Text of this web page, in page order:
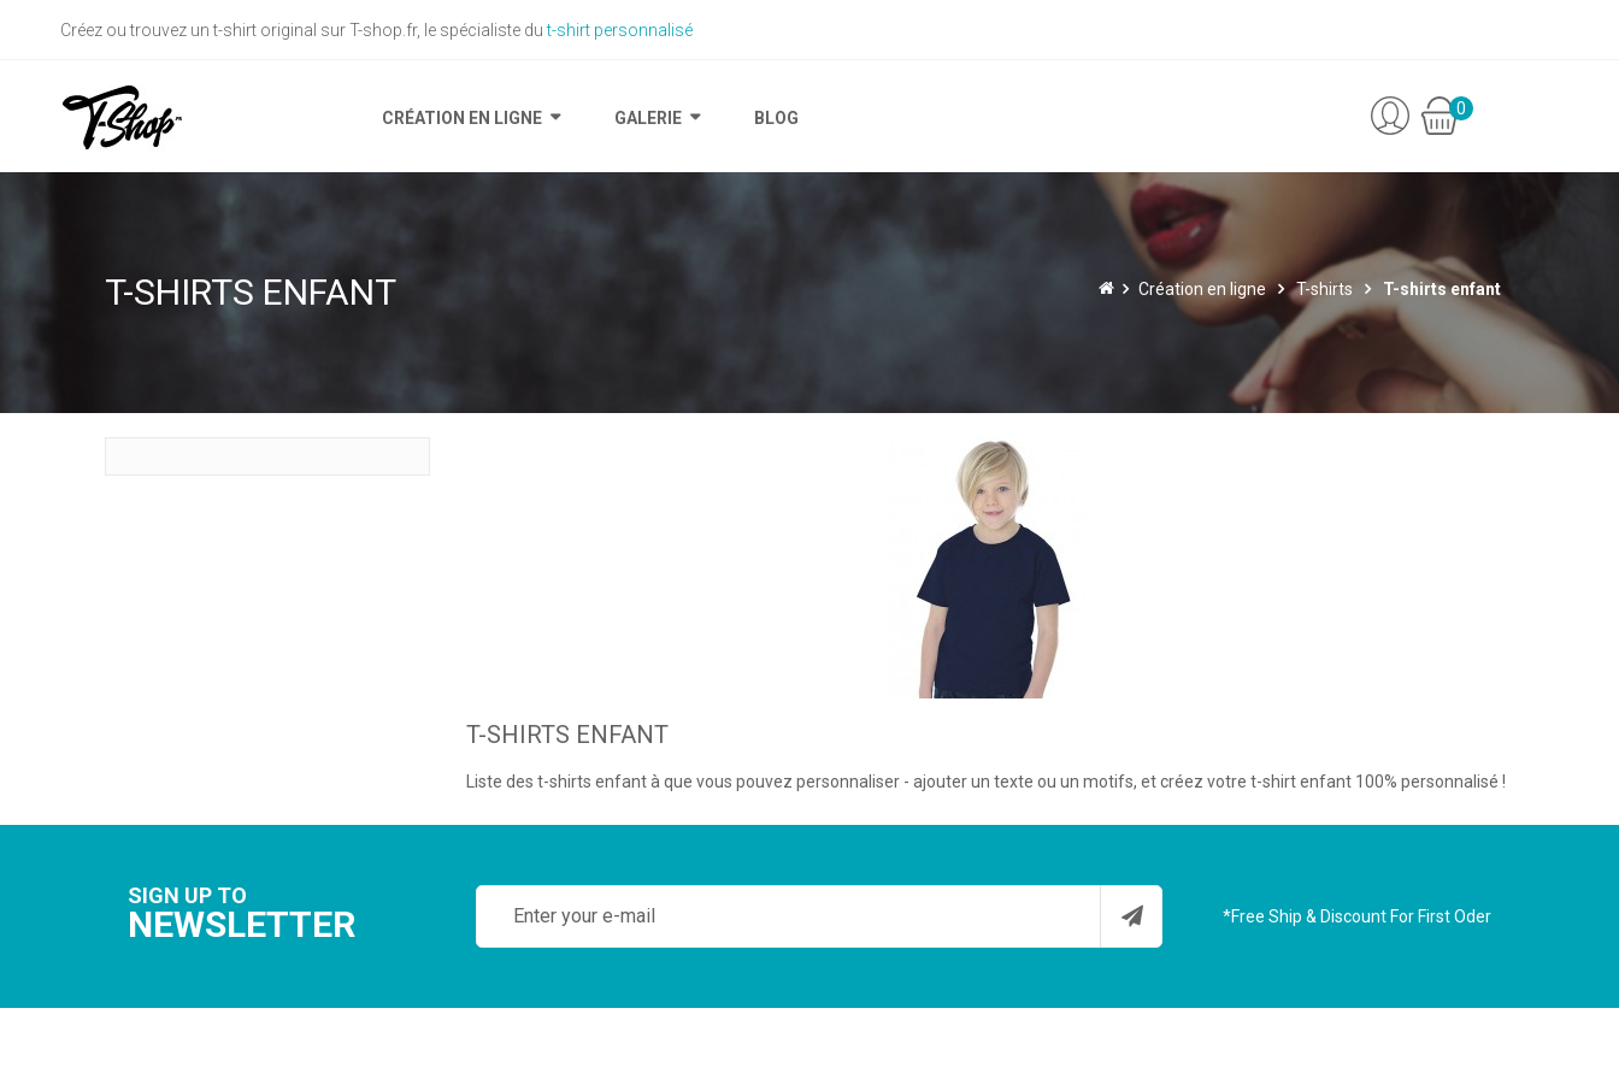
Créez ou trouvez un t-shirt original sur T-shop.fr, le spécialiste dut-shirt personnalisé
CRÉATION EN LIGNE GALERIE BLOG 0
T-SHIRTS ENFANT Création en ligne T-shirts T-shirts enfant
T-SHIRTS ENFANT
Liste des t-shirts enfant à que vous pouvez personnaliser - ajouter un texte ou un motifs, et créez votre t-shirt enfant 100% personnalisé !
SIGN UP TO
NEWSLETTER *Free Ship & Discount For First Oder